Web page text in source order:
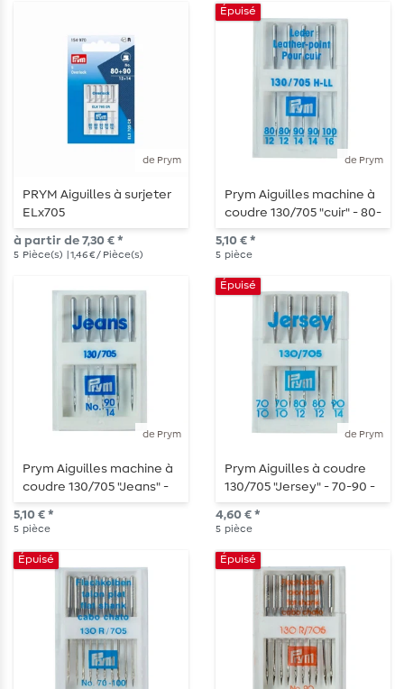
de Prym
PRYM Aiguilles à surjeter
ELx705
à partir de 7,30 € *
5 Pièce(s) | 1,46 € / Pièce(s)
de Prym
Épuisé
Prym Aiguilles machine à
coudre 130/705 "cuir" - 80-
100 - 5 pièces
5,10 € *
5 pièce
de Prym
Prym Aiguilles machine à
coudre 130/705 "Jeans" -
Force 90 - 5 pièces
5,10 € *
5 pièce
de Prym
Épuisé
Prym Aiguilles à coudre
130/705 "Jersey" - 70-90 -
5 pièces
4,60 € *
5 pièce
Épuisé Épuisé